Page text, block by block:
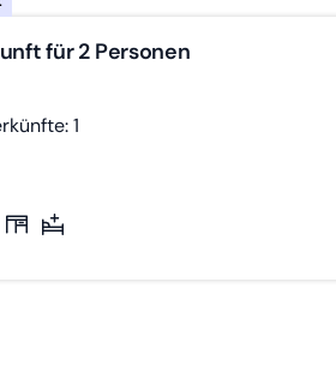
für 2 Personen
1